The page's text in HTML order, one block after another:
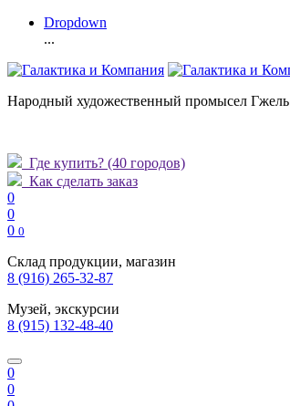
Dropdown
...
Народный художественный промысел Гжель
Где купить? (40 городов)
Как сделать заказ
0
0
0 0
Склад продукции, магазин
8 (916) 265-32-87
Музей, экскурсии
8 (915) 132-48-40
0
0